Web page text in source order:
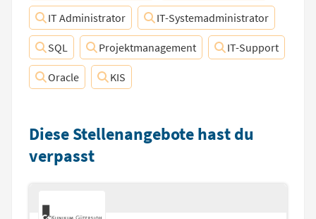
IT Administrator IT-Systemadministrator
SQL Projektmanagement IT-Support
Oracle KIS
Diese Stellenangebote hast du
verpasst